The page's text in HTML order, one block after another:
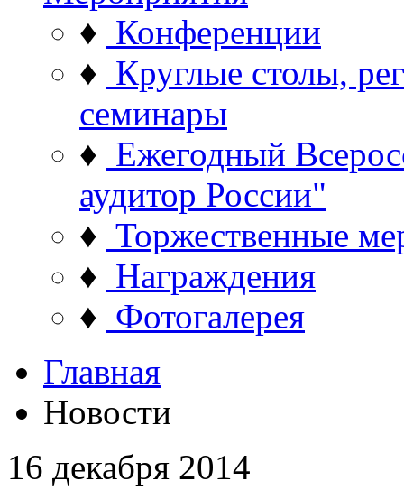
♦ Конференции
♦ Круглые столы,
семинары
♦ Ежегодный
аудитор России"
♦ Торжественные
♦ Награждения
♦ Фотогалерея
Главная
Новости
16 декабря 2014